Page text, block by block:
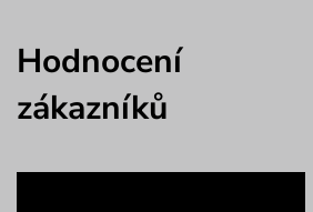
Hodnocení
zákazníků